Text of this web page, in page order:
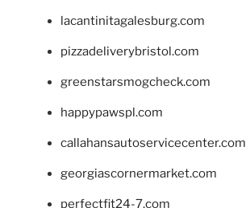
lacantinitagalesburg.com
pizzadeliverybristol.com
greenstarsmogcheck.com
happypawspl.com
callahansautoservicecenter.com
georgiascornermarket.com
perfectfit24-7.com